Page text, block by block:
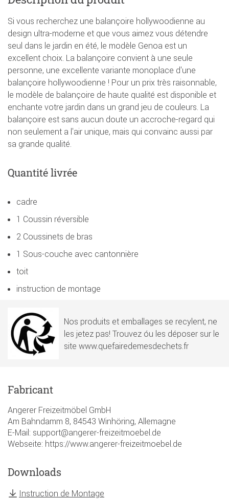
Si vous recherchez une balançoire hollywoodienne au
design ultra-moderne et que vous aimez vous détendre
seul dans le jardin en été, le modèle Genoa est un
excellent choix. La balançoire convient à une seule
personne, une excellente variante monoplace d'une
balançoire hollywoodienne ! Pour un prix très raisonnable,
le modèle de balançoire de haute qualité est disponible et
enchante votre jardin dans un grand jeu de couleurs. La
balançoire est sans aucun doute un accroche-regard qui
non seulement a l'air unique, mais qui convainc aussi par
sa grande qualité.
Quantité livrée
cadre
1 Coussin réversible
2 Coussinets de bras
1 Sous-couche avec cantonnière
toit
instruction de montage
Nos produits et emballages se recylent, ne
les jetez pas! Trouvez óu les déposer sur le
site www.quefairedemesdechets.fr
Fabricant
Angerer Freizeitmöbel GmbH
Am Bahndamm 8, 84543 Winhöring, Allemagne
E-Mail: support@angerer-freizeitmoebel.de
Webseite: https://www.angerer-freizeitmoebel.de
Downloads
Instruction de Montage